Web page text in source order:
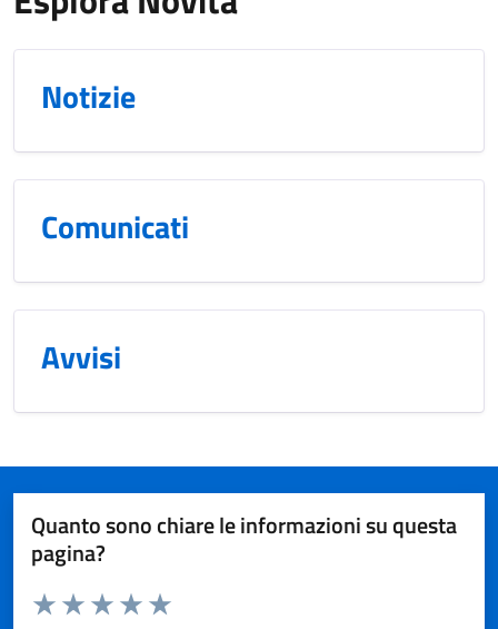
Notizie
Comunicati
Avvisi
Quanto sono chiare le informazioni su questa
pagina?
Valuta da 1 a 5 stelle la pagina